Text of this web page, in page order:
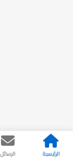
الرئيسية الرسائل